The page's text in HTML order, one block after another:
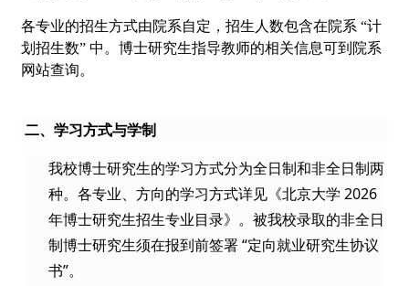
各专业的招生方式由院系自定，招生人数包含在院系 “计
划招生数” 中。博士研究生指导教师的相关信息可到院系
网站查询。
二、学习方式与学制
我校博士研究生的学习方式分为全日制和非全日制两
种。各专业、方向的学习方式详见《北京大学 2026
年博士研究生招生专业目录》。被我校录取的非全日
制博士研究生须在报到前签署 “定向就业研究生协议
书”。